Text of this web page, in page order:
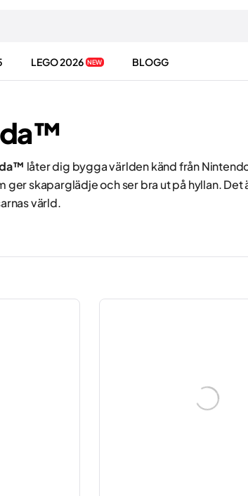
LEGO 2026 NEW BLOGG
låter dig bygga världen känd från
ger skaparglädje och ser bra ut på hyllan.
värld.